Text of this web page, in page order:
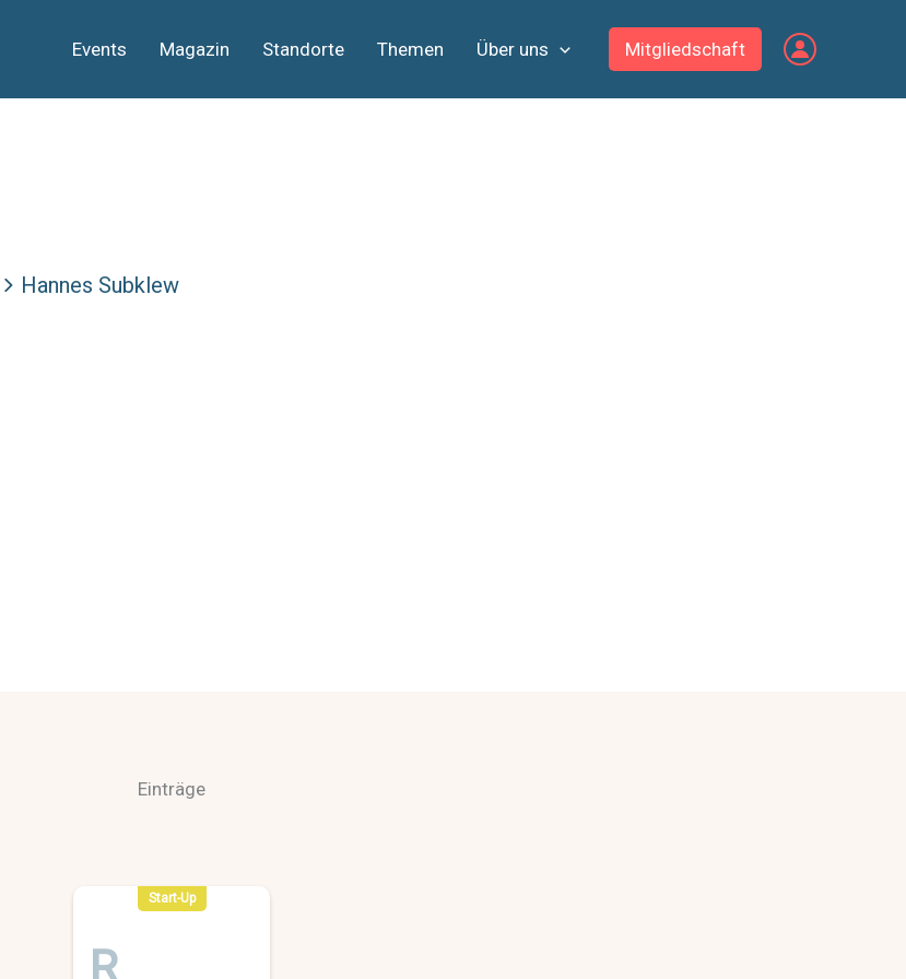
Events Magazin Standorte Themen Über uns Mitgliedschaft
Hannes Subklew
Einträge
Start-Up
R